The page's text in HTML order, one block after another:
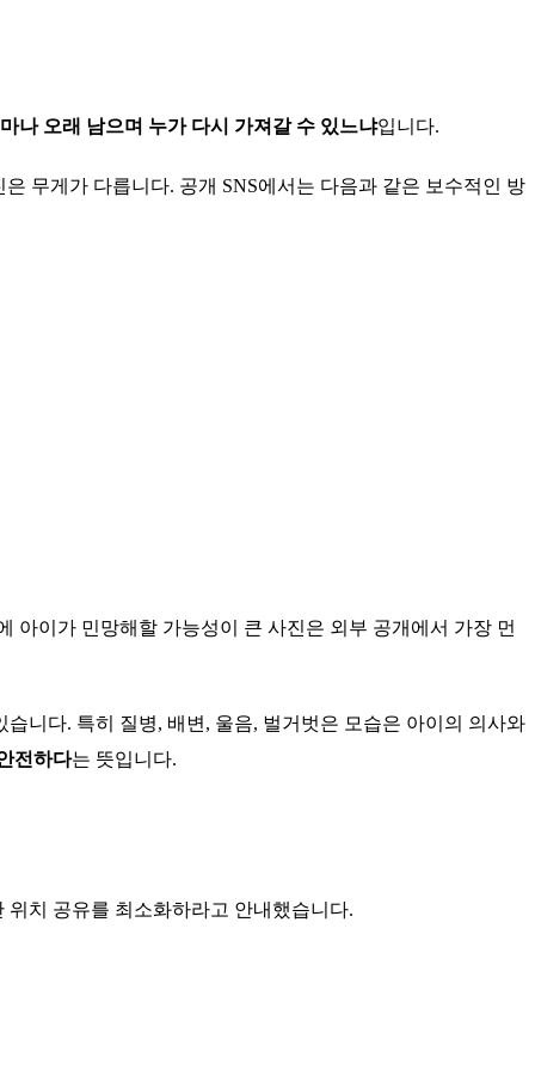
나 오래 남으며 누가 다시 가져갈 수 있느냐입니다.
무게가 다릅니다. 공개 SNS에서는 다음과 같은 보수적인 방
아이가 민망해할 가능성이 큰 사진은 외부 공개에서 가장 먼
니다. 특히 질병, 배변, 울음, 벌거벗은 모습은 아이의 의사와
전하다는 뜻입니다.
치 공유를 최소화하라고 안내했습니다.